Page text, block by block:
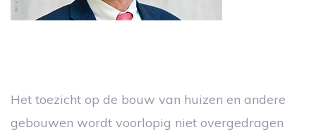
Het toezicht op de bouw van huizen en andere
gebouwen wordt voorlopig niet overgedragen